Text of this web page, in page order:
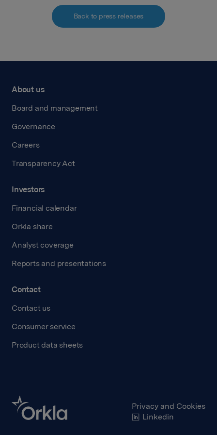
Back to press releases
About us
Board and management
Governance
Careers
Transparency Act
Investors
Financial calendar
Orkla share
Analyst coverage
Reports and presentations
Contact
Contact us
Consumer service
Product data sheets
Privacy and Cookies
Linkedin